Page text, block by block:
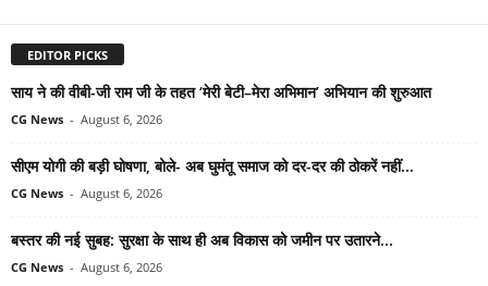
EDITOR PICKS
साय ने की वीबी-जी राम जी के तहत ‘मेरी बेटी–मेरा अभिमान’ अभियान की शुरुआत
CG News - August 6, 2026
सीएम योगी की बड़ी घोषणा, बोले- अब घुमंतू समाज को दर-दर की ठोकरें नहीं...
CG News - August 6, 2026
बस्तर की नई सुबह: सुरक्षा के साथ ही अब विकास को जमीन पर उतारने...
CG News - August 6, 2026